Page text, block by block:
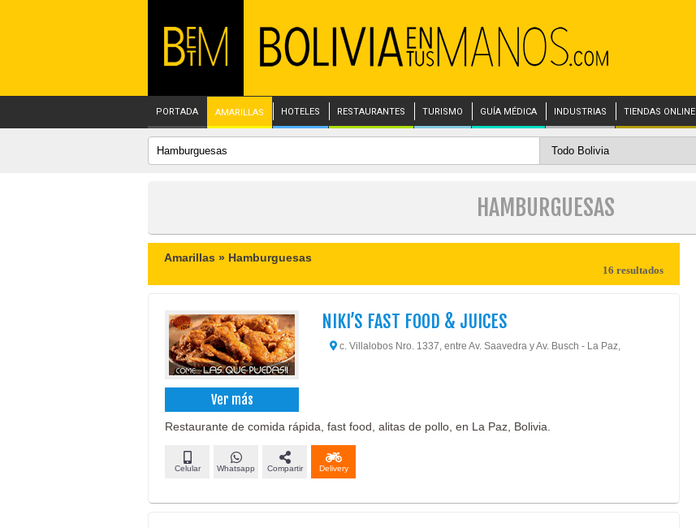
PORTADA AMARILLAS HOTELES RESTAURANTES TURISMO GUÍA MÉDICA INDUSTRIAS TIENDAS ONLINE
HAMBURGUESAS
Amarillas » Hamburguesas
16 resultados
Ver más
NIKI’S FAST FOOD & JUICES
c. Villalobos Nro. 1337, entre Av. Saavedra y Av. Busch - La Paz,
Restaurante de comida rápida, fast food, alitas de pollo, en La Paz, Bolivia.
Celular Whatsapp Compartir Delivery